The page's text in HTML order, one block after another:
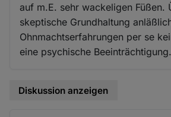
auf m.E. sehr wackeligen Füßen.
skeptische Grundhaltung
Ohnmachtserfahrungen per se
eine psychische Beeinträchtigung.
Diskussion anzeigen